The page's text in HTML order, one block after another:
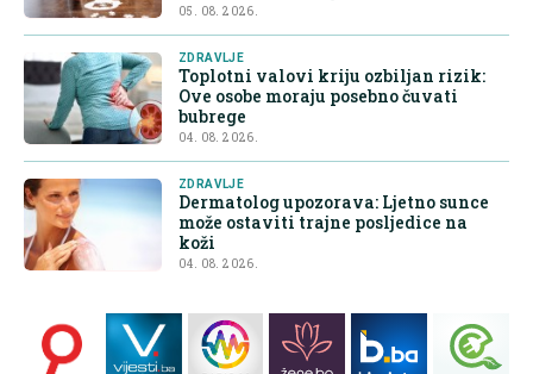
05. 08. 2026.
ZDRAVLJE
Toplotni valovi kriju ozbiljan rizik:
Ove osobe moraju posebno čuvati
bubrege
04. 08. 2026.
ZDRAVLJE
Dermatolog upozorava: Ljetno sunce
može ostaviti trajne posljedice na
koži
04. 08. 2026.